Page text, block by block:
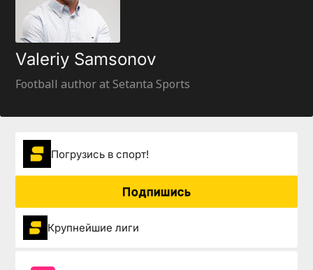
Valeriy Samsonov
Football author at Setanta Sports
Погрузиcь в спорт!
Подпишись
Крупнейшие лиги